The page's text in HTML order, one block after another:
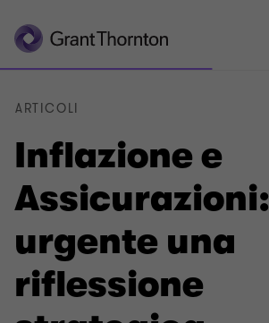
Inflazione e
Assicurazioni:
urgente una
riflessione
ARTICOLI